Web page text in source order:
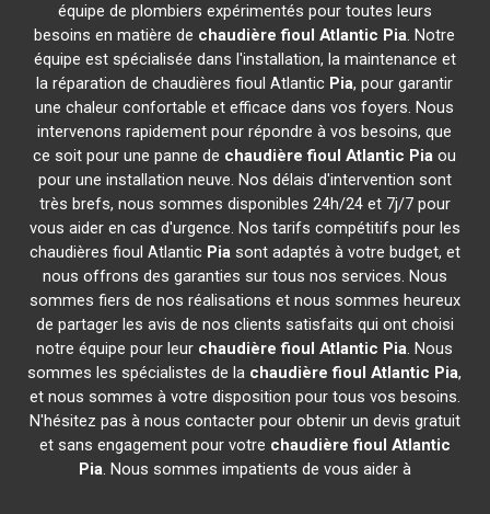
équipe de plombiers expérimentés pour toutes leurs
besoins en matière de chaudière fioul Atlantic Pia. Notre
équipe est spécialisée dans l'installation, la maintenance et
la réparation de chaudières fioul Atlantic Pia, pour garantir
une chaleur confortable et efficace dans vos foyers. Nous
intervenons rapidement pour répondre à vos besoins, que
ce soit pour une panne de chaudière fioul Atlantic Pia ou
pour une installation neuve. Nos délais d'intervention sont
très brefs, nous sommes disponibles 24h/24 et 7j/7 pour
vous aider en cas d'urgence. Nos tarifs compétitifs pour les
chaudières fioul Atlantic Piasont adaptés à votre budget, et
nous offrons des garanties sur tous nos services. Nous
sommes fiers de nos réalisations et nous sommes heureux
de partager les avis de nos clients satisfaits qui ont choisi
notre équipe pour leur chaudière fioul Atlantic Pia. Nous
sommes les spécialistes de la chaudière fioul Atlantic Pia,
et nous sommes à votre disposition pour tous vos besoins.
N'hésitez pas à nous contacter pour obtenir un devis gratuit
et sans engagement pour votre chaudière fioul Atlantic
Pia. Nous sommes impatients de vous aider à